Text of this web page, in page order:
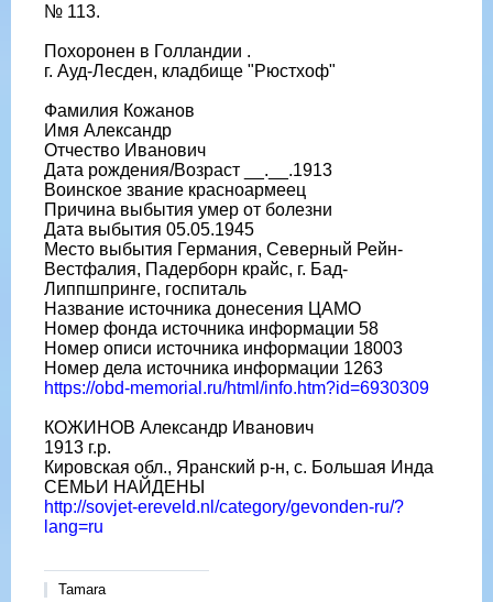
№ 113.
Похоронен в Голландии .
г. Ауд-Лесден, кладбище "Рюстхоф"
Фамилия Кожанов
Имя Александр
Отчество Иванович
Дата рождения/Возраст __.__.1913
Воинское звание красноармеец
Причина выбытия умер от болезни
Дата выбытия 05.05.1945
Место выбытия Германия, Северный Рейн-
Вестфалия, Падерборн крайс, г. Бад-
Липпшпринге, госпиталь
Название источника донесения ЦАМО
Номер фонда источника информации 58
Номер описи источника информации 18003
Номер дела источника информации 1263
https://obd-memorial.ru/html/info.htm?id=6930309
КОЖИНОВ Александр Иванович
1913 г.р.
Кировская обл., Яранский р-н, с. Большая Инда
СЕМЬИ НАЙДЕНЫ
http://sovjet-ereveld.nl/category/gevonden-ru/?
lang=ru
Tamara